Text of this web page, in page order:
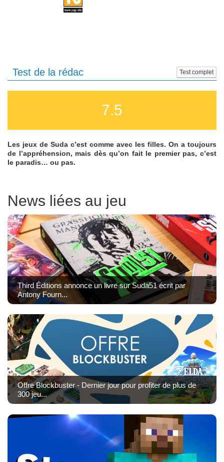
Test complet
Test de la rédac
7.5
Les jeux de Suda c’est comme avec les filles. On a toujours
de l’appréhension, mais dès qu’on fait le premier pas, c’est
le paradis… ou pas.
News liées au jeu
Third Éditions annonce un livre sur Suda51 écrit par
Antony Fourn...
Offre Blockbuster - Dernier jour pour profiter de plus de
300 jeu...